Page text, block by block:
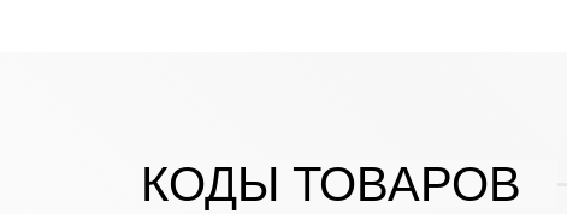
КОДЫ ТОВАРОВ